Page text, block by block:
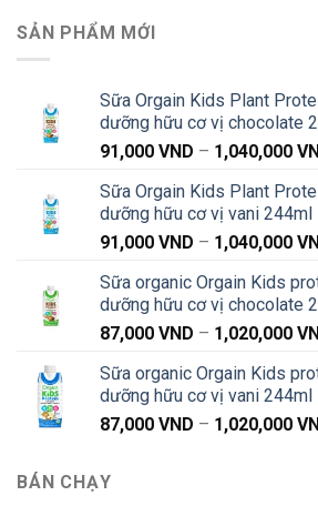
SẢN PHẨM MỚI
Sữa Orgain Kids Plant
dưỡng hữu cơ vị chocolate
91,000 VND – 1,040,000
Sữa Orgain Kids Plant
dưỡng hữu cơ vị vani 244ml
91,000 VND – 1,040,000
Sữa organic Orgain Kids
dưỡng hữu cơ vị chocolate
87,000 VND – 1,020,000
Sữa organic Orgain Kids
dưỡng hữu cơ vị vani 244ml
87,000 VND – 1,020,000
BÁN CHẠY